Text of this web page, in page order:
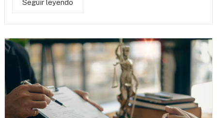
Seguir leyendo